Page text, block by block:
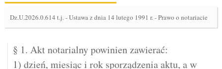
Dz.U.2026.0.614 t.j.-Ustawa z dnia 14 lutego 1991 r. - Prawo o notariacie
§ 1. Akt notarialny powinien zawierać:
1) dzień, miesiąc i rok sporządzenia aktu, a w